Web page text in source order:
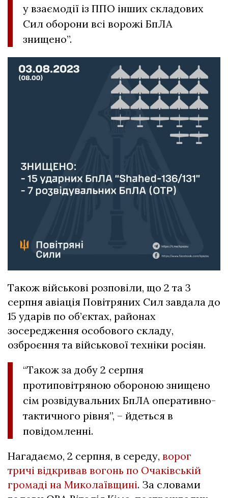
у взаємодії із ППО інших складових
Сил оборони всі ворожі БпЛА
знищено”.
Також військові розповіли, що 2 та 3
серпня авіація Повітряних Сил завдала до
15 ударів по об’єктах, районах
зосередження особового складу,
озброєння та військової техніки росіян.
“Також за добу 2 серпня
протиповітряною обороною знищено
сім розвідувальних БпЛА оперативно-
тактичного рівня”, – йдеться в
повідомленні.
Нагадаємо, 2 серпня, в середу, ворог
тричі відкривав вогонь по Очаківській
громаді на Миколаївщині. За словами